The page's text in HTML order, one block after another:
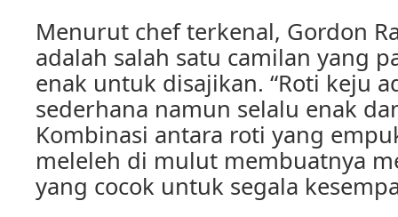
Menurut chef terkenal, Gordon
adalah salah satu camilan yang
enak untuk disajikan. “Roti keju
sederhana namun selalu enak
Kombinasi antara roti yang
meleleh di mulut membuatnya
yang cocok untuk segala